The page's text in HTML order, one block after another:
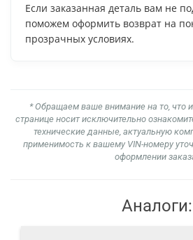
Если заказанная деталь вам не
поможем оформить возврат на
прозрачных условиях.
* Обращаем ваше внимание на то, что
странице носит исключительно
технические данные, актуальную
применимость к вашему VIN-номеру
оформлении
Аналоги: